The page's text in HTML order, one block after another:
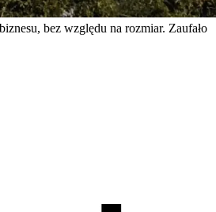
bez względu na rozmiar. Zaufało